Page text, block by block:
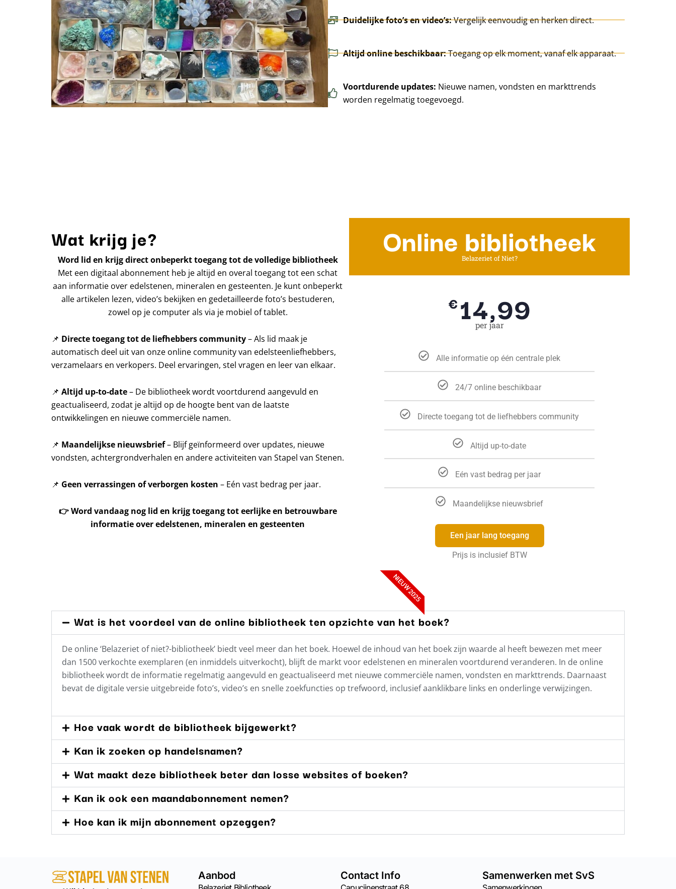
Duidelijke foto’s en video’s:Vergelijk eenvoudig en herken direct.
Altijd online beschikbaar:Toegang op elk moment, vanaf elk apparaat.
Voortdurende updates: Nieuwe namen, vondsten en markttrends
worden regelmatig toegevoegd.
Wat krijg je?
Word lid en krijg direct onbeperkt toegang tot de volledige bibliotheek
Met een digitaal abonnement heb je altijd en overal toegang tot een schat
aan informatie over edelstenen, mineralen en gesteenten. Je kunt onbeperkt
alle artikelen lezen, video’s bekijken en gedetailleerde foto’s bestuderen,
zowel op je computer als via je mobiel of tablet.
📌 Directe toegang tot de liefhebbers community– Als lid maak je
automatisch deel uit van onze online community van edelsteenliefhebbers,
verzamelaars en verkopers. Deel ervaringen, stel vragen en leer van elkaar.
📌 Altijd up-to-date– De bibliotheek wordt voortdurend aangevuld en
geactualiseerd, zodat je altijd op de hoogte bent van de laatste
ontwikkelingen en nieuwe commerciële namen.
📌 Maandelijkse nieuwsbrief– Blijf geïnformeerd over updates, nieuwe
vondsten, achtergrondverhalen en andere activiteiten van Stapel van Stenen.
📌 Geen verrassingen of verborgen kosten – Eén vast bedrag per jaar.
👉Word vandaag nog lid en krijg toegang tot eerlijke en betrouwbare
informatie over edelstenen, mineralen en gesteenten
Online bibliotheek
Belazeriet of Niet?
€14,99
per jaar
Alle informatie op één centrale plek
24/7 online beschikbaar
Directe toegang tot de liefhebbers community
Altijd up-to-date
Eén vast bedrag per jaar
Maandelijkse nieuwsbrief
Een jaar lang toegang
Prijs is inclusief BTW
NIEUW 2025
Wat is het voordeel van de online bibliotheek ten opzichte van het boek?
De online ‘Belazeriet of niet?-bibliotheek’ biedt veel meer dan het boek. Hoewel de inhoud van het boek zijn waarde al heeft bewezen met meer
dan 1500 verkochte exemplaren (en inmiddels uitverkocht), blijft de markt voor edelstenen en mineralen voortdurend veranderen. In de online
bibliotheek wordt de informatie regelmatig aangevuld en geactualiseerd met nieuwe commerciële namen, vondsten en markttrends. Daarnaast
bevat de digitale versie uitgebreide foto’s, video’s en snelle zoekfuncties op trefwoord, inclusief aanklikbare links en onderlinge verwijzingen.
Hoe vaak wordt de bibliotheek bijgewerkt?
Kan ik zoeken op handelsnamen?
Wat maakt deze bibliotheek beter dan losse websites of boeken?
Kan ik ook een maandabonnement nemen?
Hoe kan ik mijn abonnement opzeggen?
Aanbod Contact Info Samenwerken met SvS